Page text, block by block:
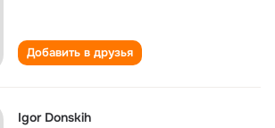
Добавить в друзья
Igor Donskih